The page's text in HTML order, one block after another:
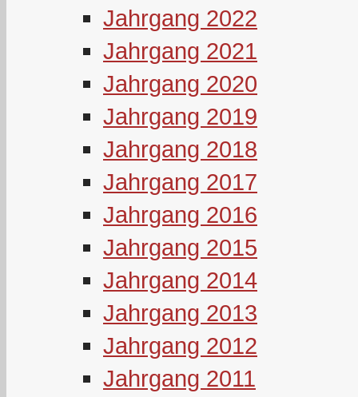
Jahrgang 2022
Jahrgang 2021
Jahrgang 2020
Jahrgang 2019
Jahrgang 2018
Jahrgang 2017
Jahrgang 2016
Jahrgang 2015
Jahrgang 2014
Jahrgang 2013
Jahrgang 2012
Jahrgang 2011